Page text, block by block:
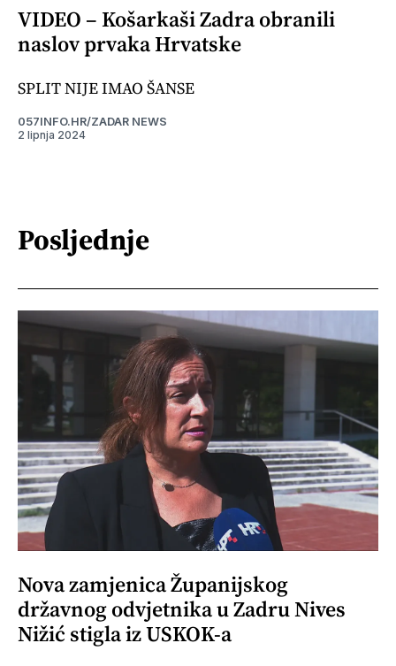
VIDEO – Košarkaši Zadra obranili
naslov prvaka Hrvatske
SPLIT NIJE IMAO ŠANSE
057INFO.HR/ZADAR NEWS
2 lipnja 2024
Posljednje
Nova zamjenica Županijskog
državnog odvjetnika u Zadru Nives
Nižić stigla iz USKOK-a